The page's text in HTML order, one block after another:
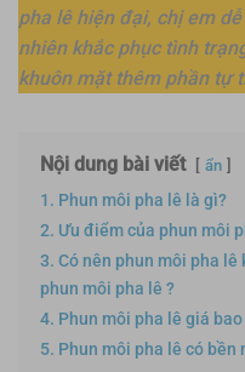
pha lê hiện đại, chị em
nhiên khắc phục tình
khuôn mặt thêm phần tự
Nội dung bài viết ẩn
1. Phun môi pha lê là gì?
2. Ưu điểm của phun môi
3. Có nên phun môi pha
phun môi pha lê ?
4. Phun môi pha lê giá
5. Phun môi pha lê có bền